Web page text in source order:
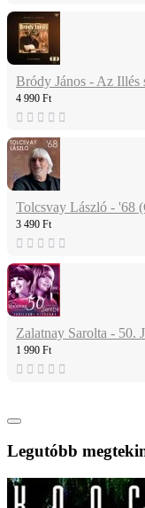
Bródy János - Az Illés
4 990 Ft
Tolcsvay László - '68
3 490 Ft
Zalatnay Sarolta - 50.
1 990 Ft
Legutóbb